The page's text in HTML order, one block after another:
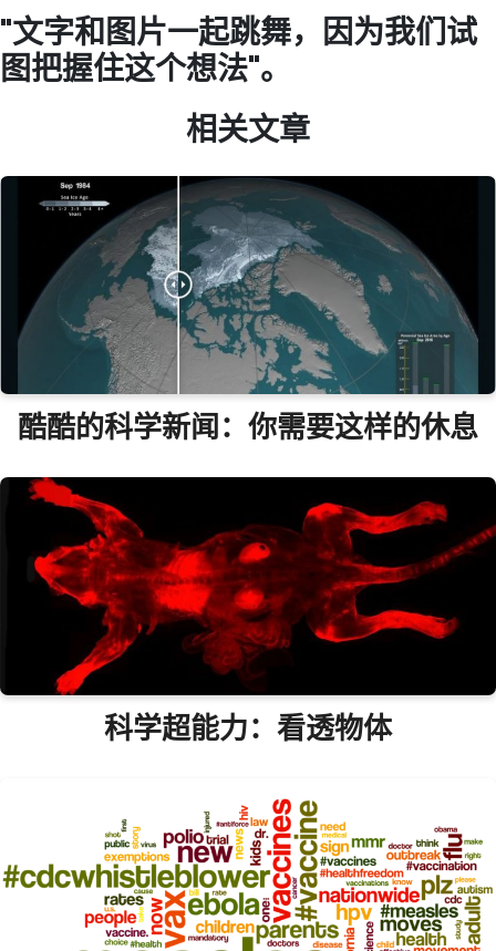
"文字和图片一起跳舞，因为我们试
图把握住这个想法"。
相关文章
酷酷的科学新闻：你需要这样的休息
科学超能力：看透物体